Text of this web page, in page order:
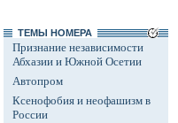
ТЕМЫ НОМЕРА
Признание независимости
Абхазии и Южной Осетии
Автопром
Ксенофобия и неофашизм в
России